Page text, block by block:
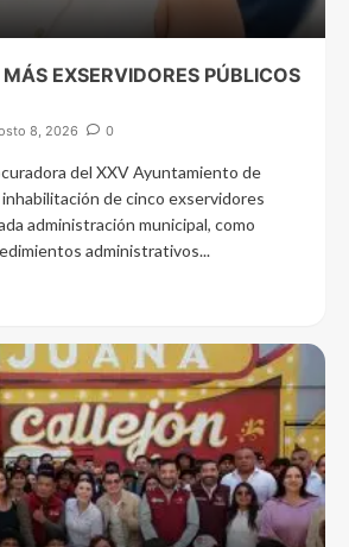
EXSERVIDORES PÚBLICOS
8, 2026 0
del XXV Ayuntamiento de
de cinco exservidores
administración municipal, como
administrativos...